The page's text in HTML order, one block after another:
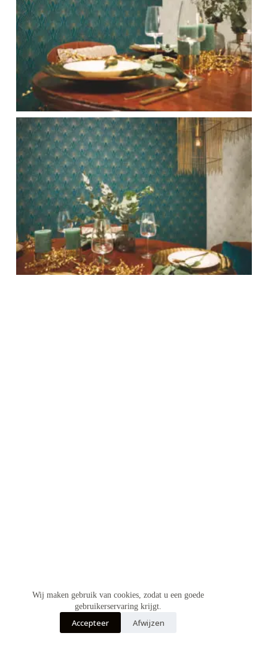
Wij maken gebruik van cookies, zodat u een goede
gebruikerservaring krijgt.
Accepteer Afwijzen